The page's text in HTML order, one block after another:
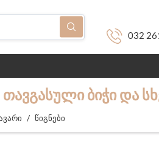
032
ᲑᲘᲭᲘ ᲓᲐ
/ წიგნები